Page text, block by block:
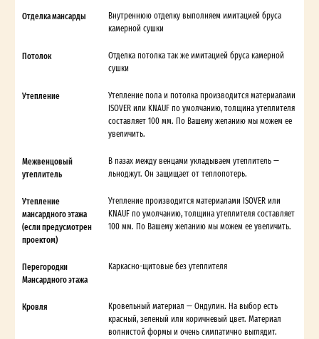
Отделка мансарды
Внутреннюю отделку выполняем имитацией бруса
камерной сушки
Потолок
Отделка потолка так же имитацией бруса камерной
сушки
Утепление
Утепление пола и потолка производится материалами
ISOVER или KNAUF по умолчанию, толщина утеплителя
составляет 100 мм. По Вашему желанию мы можем ее
увеличить.
Межвенцовый
утеплитель
В пазах между венцами укладываем утеплитель —
льноджут. Он защищает от теплопотерь.
Утепление
мансардного этажа
(если предусмотрен
проектом)
Утепление производится материалами ISOVER или
KNAUF по умолчанию, толщина утеплителя составляет
100 мм. По Вашему желанию мы можем ее увеличить.
Перегородки
Мансардного этажа
Каркасно-щитовые без утеплителя
Кровля
Кровельный материал — Ондулин. На выбор есть
красный, зеленый или коричневый цвет. Материал
волнистой формы и очень симпатично выглядит.